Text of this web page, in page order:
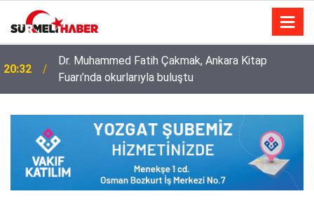
14:52
Diyanet İşleri Başkanlığı ile Türkiye Diyanet Vakfı
milyonları sevindirdi